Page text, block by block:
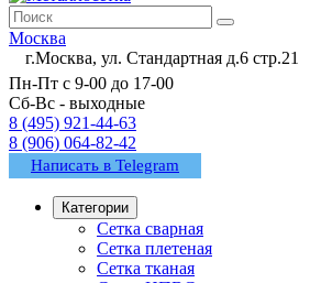
Москва
г.Москва, ул. Стандартная д.6 стр.21
Пн-Пт с 9-00 до 17-00
Сб-Вс - выходные
8 (495) 921-44-63
8 (906) 064-82-42
Написать в Telegram
Категории
Сетка сварная
Сетка плетеная
Сетка тканая